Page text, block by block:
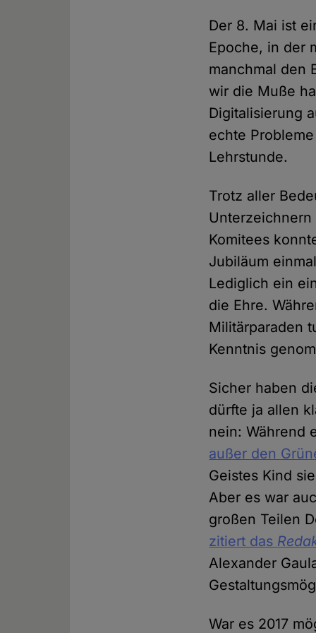
Der 8. Mai ist
Epoche, in der
manchmal den
wir die Muße
Digitalisierung
echte
Lehrstunde.
Trotz aller
Unterzeichnern
Komitees
Jubiläum
Lediglich ein
die Ehre.
Militärparaden
Kenntnis
Sicher haben
dürfte ja allen
nein: Während
außer den
Geistes Kind
Aber es war
großen Teilen
zitiert das
Alexander
War es 2017